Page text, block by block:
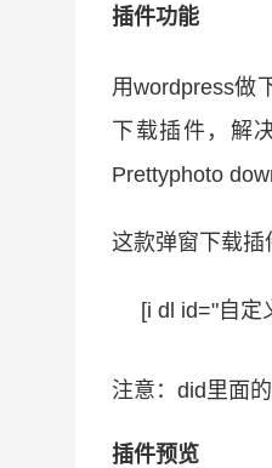
插件功能
用wordpress做
下载插件，解
Prettyphoto
这款弹窗下载插
[i dl id="自定
注意：did里面
插件预览